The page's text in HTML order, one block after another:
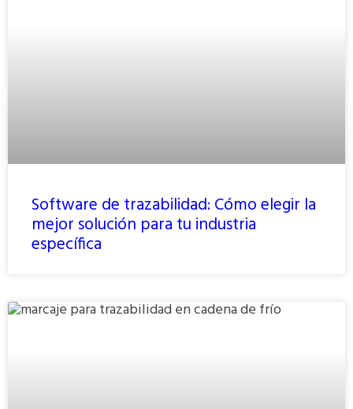
Software de trazabilidad: Cómo elegir la
mejor solución para tu industria
específica